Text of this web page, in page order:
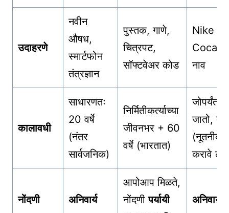
उदाहरणे
नवीन
औषध,
स्मार्टफोन
तंत्रज्ञान
पुस्तक, गाणे,
चित्रपट,
सॉफ्टवेअर कोड
Nike चा
Coca-
नाव
कालावधी
साधारणतः
20 वर्षे
(नंतर
सार्वजनिक)
निर्मितीकर्त्याच्या
जीवनभर + 60
वर्षे (भारतात)
जोपर्यंत
जातो,
करावे
नोंदणी अनिवार्य
आपोआप मिळते,
नोंदणीपर्यायी
अनिवार्य